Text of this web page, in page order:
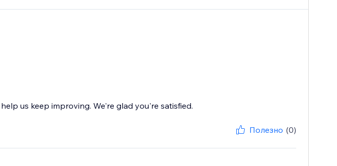
us keep improving. We're glad you're satisfied.
Полезно (0)